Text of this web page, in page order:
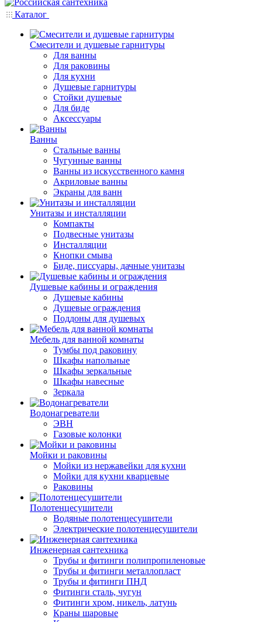
Каталог
Смесители и душевые гарнитуры
Для ванны
Для раковины
Для кухни
Душевые гарнитуры
Стойки душевые
Для биде
Аксессуары
Ванны
Стальные ванны
Чугунные ванны
Ванны из искусственного камня
Акриловые ванны
Экраны для ванн
Унитазы и инсталляции
Компакты
Подвесные унитазы
Инсталляции
Кнопки смыва
Биде, писсуары, дачные унитазы
Душевые кабины и ограждения
Душевые кабины
Душевые ограждения
Поддоны для душевых
Мебель для ванной комнаты
Тумбы под раковину
Шкафы напольные
Шкафы зеркальные
Шкафы навесные
Зеркала
Водонагреватели
ЭВН
Газовые колонки
Мойки и раковины
Мойки из нержавейки для кухни
Мойки для кухни кварцевые
Раковины
Полотенцесушители
Водяные полотенцесушители
Электрические полотенцесушители
Инженерная сантехника
Трубы и фитинги полипропиленовые
Трубы и фитинги металлопласт
Трубы и фитинги ПНД
Фитинги сталь, чугун
Фитинги хром, никель, латунь
Краны шаровые